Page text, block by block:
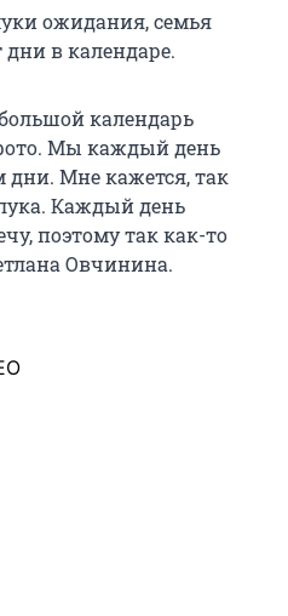
ожидания, семья
в календаре.
календарь
Мы каждый день
дни. Мне кажется, так
Каждый день
поэтому так как-то
Овчинина.